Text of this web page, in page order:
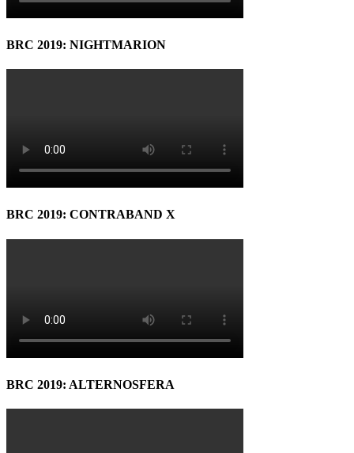
BRC 2019: NIGHTMARION
BRC 2019: CONTRABAND X
BRC 2019: ALTERNOSFERA